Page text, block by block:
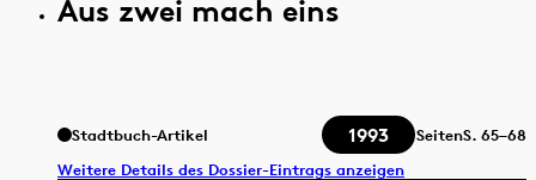
Aus zwei mach eins
Stadtbuch-Artikel 1993 SeitenS. 65–68
Weitere Details des Dossier-Eintrags anzeigen